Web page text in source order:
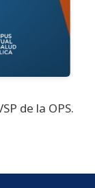
de la OPS.